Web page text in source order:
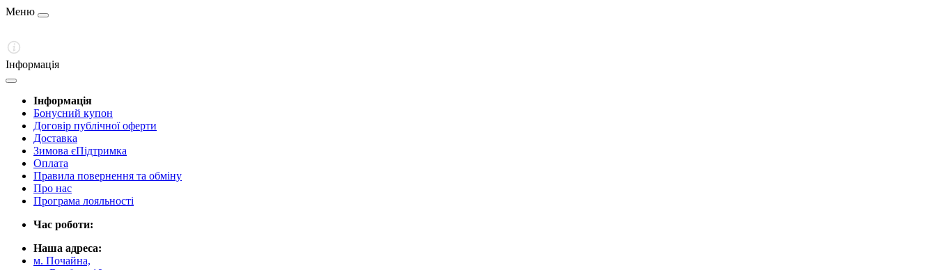
Меню
Інформація
Інформація
Бонусний купон
Договір публічної оферти
Доставка
Зимова єПідтримка
Оплата
Правила повернення та обміну
Про нас
Програма лояльності
Час роботи:
Наша адреса:
м. Почайна,